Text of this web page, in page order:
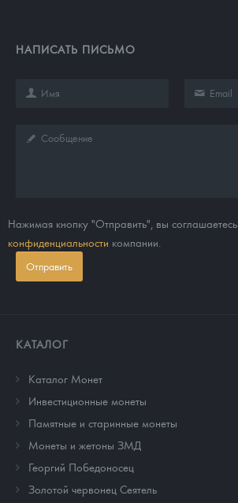
НАПИСАТЬ ПИСЬМО
Нажимая кнопку "Отправить", вы соглашаетесь
конфиденциальности компании.
Отправить
КАТАЛОГ
Каталог Монет
Инвестиционные монеты
Памятные и старинные монеты
Монеты и жетоны ЗМД
Георгий Победоносец
Золотой червонец Сеятель